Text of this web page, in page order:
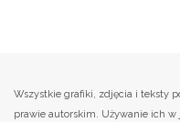
Wszystkie grafiki, zdjęcia i teksty
prawie autorskim. Używanie ich